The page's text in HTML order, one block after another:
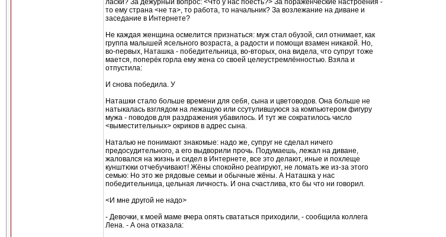
ласки? За дежурный вопрос: <Что у нас поесть?> За пораженческие настроения -
то ему страна <не та>, то работа, то начальник? За возлежание на диване и
заседание в Интернете?
Не каждая женщина осмелится признаться: муж стал обузой, сил отнимает, как
группа малышей ясельного возраста, а радости и помощи взамен никакой. Но,
во-первых, Наташка - победительница, во-вторых, она видела, что супруг тоже
мается, поперёк горла ему жена со своей целеустремлённостью. Взяла и
отпустила:
И снова победила. У
Наташки стало больше времени для себя, сына и цветоводов. Она больше не
натыкалась взглядом на лежащую или ссутулившуюся за компьютером фигуру
мужа - поводов для раздражения убавилось. И тут же сократилось число
<выместительных> окриков в адрес сына.
Наталью не понимают знакомые: надо же, супруг не сделал ничего
предосудительного, а его выдворили прочь. Подумаешь, лежал на диване,
жаловался на жизнь и сидел в Интернете, все это делают, иные и похлеще
кунштюки отчебучивают! Жёны спокойно реагируют, не ломать же из-за этого
семью: Но это же рядовые семьи и обычные жёны. А Наташка у нас
победительница, цельная личность. И она счастлива, кто бы что ни говорил.
<И мне другой не надо>
- Девочки, к моей маме вчера опять свататься приходили, - сообщила коллега
Лена. - А она отказала: